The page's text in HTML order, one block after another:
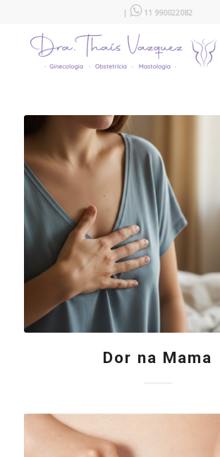
|  11 990022082
Dor na Mama